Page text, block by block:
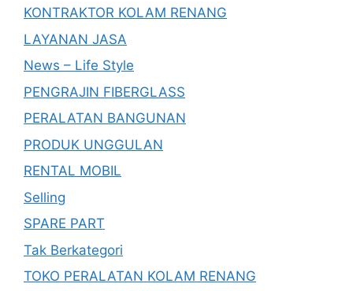
KONTRAKTOR KOLAM RENANG
LAYANAN JASA
News – Life Style
PENGRAJIN FIBERGLASS
PERALATAN BANGUNAN
PRODUK UNGGULAN
RENTAL MOBIL
Selling
SPARE PART
Tak Berkategori
TOKO PERALATAN KOLAM RENANG